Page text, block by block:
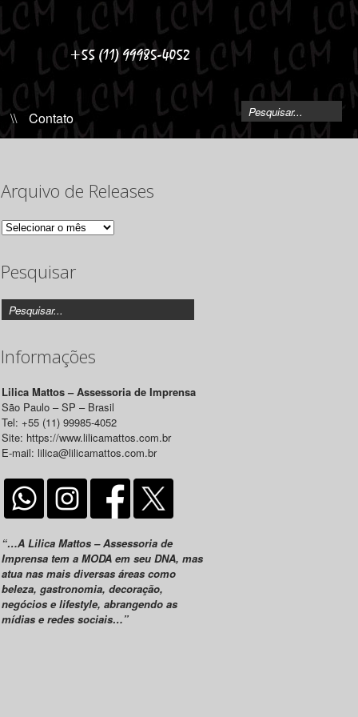
\\ Contato
Arquivo de Releases
Arquivo
Pesquisar
Informações
Lilica Mattos – Assessoria de Imprensa
São Paulo – SP – Brasil
Tel: +55 (11) 99985-4052
Site: https://www.lilicamattos.com.br
E-mail: lilica@lilicamattos.com.br
“…A Lilica Mattos – Assessoria de
Imprensa tem a MODA em seu DNA, mas
atua nas mais diversas áreas como
beleza, gastronomia, decoração,
negócios e lifestyle, abrangendo as
mídias e redes sociais…”